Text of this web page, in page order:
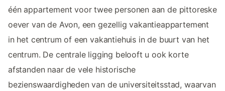
één appartement voor twee personen aan de pittoreske
oever van de Avon, een gezellig vakantieappartement
in het centrum of een vakantiehuis in de buurt van het
centrum. De centrale ligging belooft u ook korte
afstanden naar de vele historische
bezienswaardigheden van de universiteitsstad, waarvan